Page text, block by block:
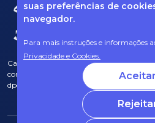
suas preferências de
navegador.
Para mais instruções e informações
Privacidade e Cookies.
Aceitar
Caso tenha dúvidas sobre Privacidade de
contato com o nosso DPO (encarregado
dpo@fcopel.org.br